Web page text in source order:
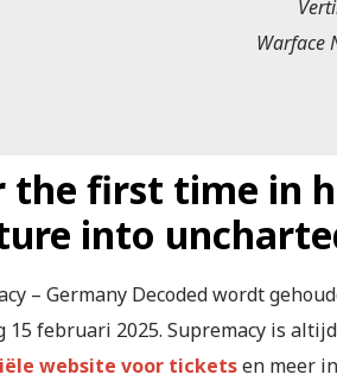
Warface
the first time in
into
– Germany Decoded wordt
15 februari 2025. Supremacy is
website voor ticketsen meer